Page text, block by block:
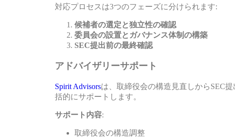
対応プロセスは3つのフェーズに分けられます:
候補者の選定と独立性の確認
委員会の設置とガバナンス体制の構築
SEC提出前の最終確認
アドバイザリーサポート
Spirit Advisorsは、取締役会の構造見直しからSEC
括的にサポートします。
サポート内容:
取締役会の構造調整